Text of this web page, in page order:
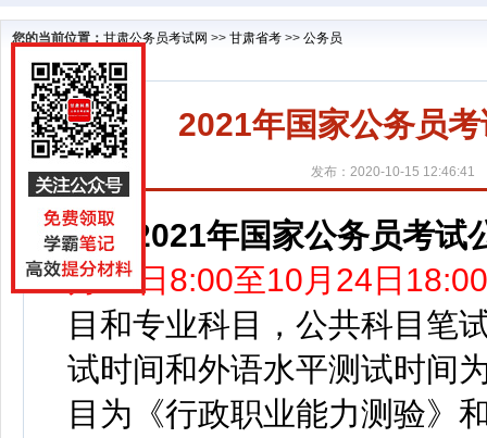
您的当前位置： 甘肃公务员考试网 >> 甘肃省考 >> 公务员
2021年国家公务员
发布：2020-10-15 12:46:41
2021年国家公务员考试
月15日8:00至10月24日18:00
目和专业科目，公共科目笔
试时间和外语水平测试时间
目为《行政职业能力测验》